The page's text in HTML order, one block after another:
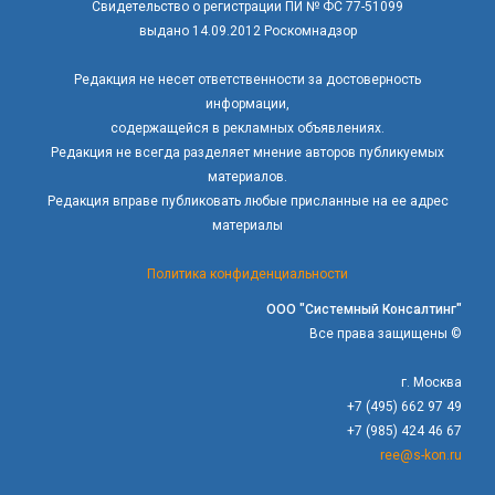
Свидетельство о регистрации ПИ № ФС 77-51099
выдано 14.09.2012 Роскомнадзор
Редакция не несет ответственности за достоверность
информации,
содержащейся в рекламных объявлениях.
Редакция не всегда разделяет мнение авторов публикуемых
материалов.
Редакция вправе публиковать любые присланные на ее адрес
материалы
Политика конфиденциальности
ООО "Системный Консалтинг"
Все права защищены ©
г. Москва
+7 (495) 662 97 49
+7 (985) 424 46 67
ree@s-kon.ru